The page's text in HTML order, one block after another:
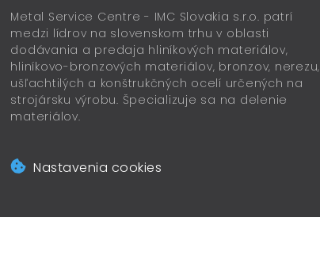
Metal Service Centre - IMC Slovakia s.r.o. patrí
medzi lídrov na slovenskom trhu v oblasti
dodávania a predaja hliníkových materiálov,
hliníkovo-bronzových materiálov, bronzov, nerezu,
ušľachtilých a konštrukčných ocelí určených na
strojársku výrobu. Špecializuje sa na delenie
materiálov.
Nastavenia cookies